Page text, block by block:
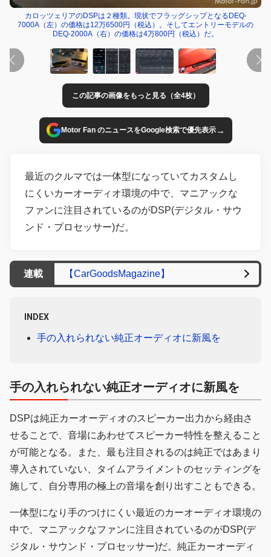
カロッツェリアのDSPは２種類。現状でフラッグシップとなるDEQ-
7000A（左）の価格は12万6500円（税込）。そしてエントリーモデルの
DEQ-2000A（右）の価格は4万800円（税込）だ。
この記事の画像をもっと見る（全4枚）
Motor Fan のニュースをGoogle検索で優先表示→
最近のクルマでは一体型になっていてカスタムし
にくいカーオーディオ環境の中で、マニアックな
ファンに注目されているのがDSP(デジタル・サウ
ンド・プロセッサー)だ。
連載 【CarGoodsMagazine】
INDEX
手の入れられない純正オーディオに新風を
手の入れられない純正オーディオに新風を
DSPは純正カーオーディオのスピーカー出力から経由さ
せることで、音場にあわせてスピーカー特性を整えること
が可能となる。また、最も注目されるのは純正ではあまり
導入されていない、タイムアライメントのセッティングを
施して、自分専用の極上の音場を創り出すこともできる。
一体型になり手のつけにくい最近のカーオーディオ環境の
中で、マニアックなファンに注目されているのがDSP(デ
ジタル・サウンド・プロセッサー)だ。純正カーオーディ